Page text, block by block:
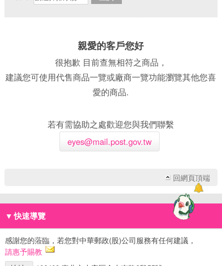
親愛的客戶您好
很抱歉 目前查無相符之商品，
建議您可使用代售商品一覽或廠商一覽功能瀏覽其他您喜
愛的商品.
若有需協助之處歡迎您與我們聯繫
eyes@mail.post.gov.tw
回網頁頂端
▼ 快速導覽
感謝您的蒞臨，若您對中華郵政(股)公司服務有任何建議，
請惠予賜教